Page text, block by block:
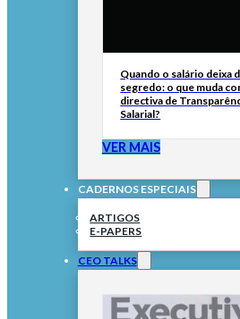
Quando o salário deixa
segredo: o que muda
directiva de
Salarial?
VER MAIS
CADERNOS ESPECIAIS
ARTIGOS
E-PAPERS
CEO TALKS